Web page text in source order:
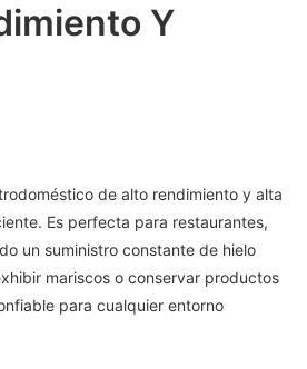
Y
de alto rendimiento y alta
Es perfecta para restaurantes,
un suministro constante de hielo
mariscos o conservar productos
para cualquier entorno